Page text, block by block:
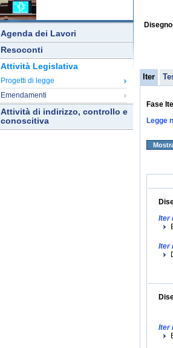
Agenda dei Lavori
Resoconti
Attività Legislativa
Progetti di legge
Emendamenti
Attività di indirizzo, controllo e
conoscitiva
Iter
Fase
Legge
Iter
Iter
Iter